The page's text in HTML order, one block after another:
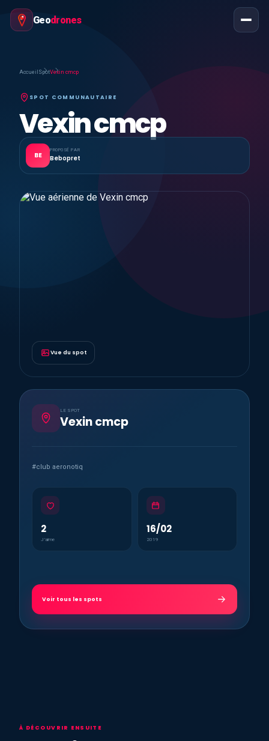
Geodrones
Accueil SpotVexin cmcp
SPOT COMMUNAUTAIRE
Vexin cmcp
BE
PROPOSÉ PAR
Bebopret
Vue du spot
LE SPOT
Vexin cmcp
#club aeronotiq
2
J’aime
16/02
2019
Voir tous les spots
À DÉCOUVRIR ENSUITE